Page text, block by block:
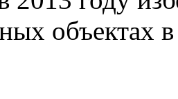
объектах